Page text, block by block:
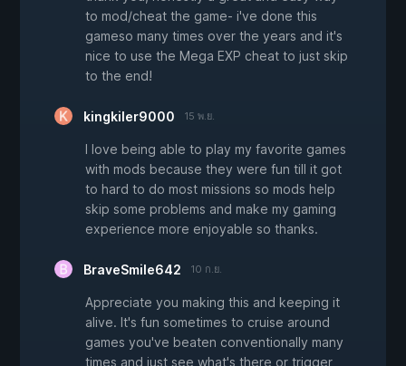
to mod/cheat the game- i've done this
gameso many times over the years and it's
nice to use the Mega EXP cheat to just skip
to the end!
kingkiler9000 15 พ.ย.
I love being able to play my favorite games
with mods because they were fun till it got
to hard to do most missions so mods help
skip some problems and make my gaming
experience more enjoyable so thanks.
BraveSmile642 10 ก.ย.
Appreciate you making this and keeping it
alive. It's fun sometimes to cruise around
games you've beaten conventionally many
times and just see what's there or trigger